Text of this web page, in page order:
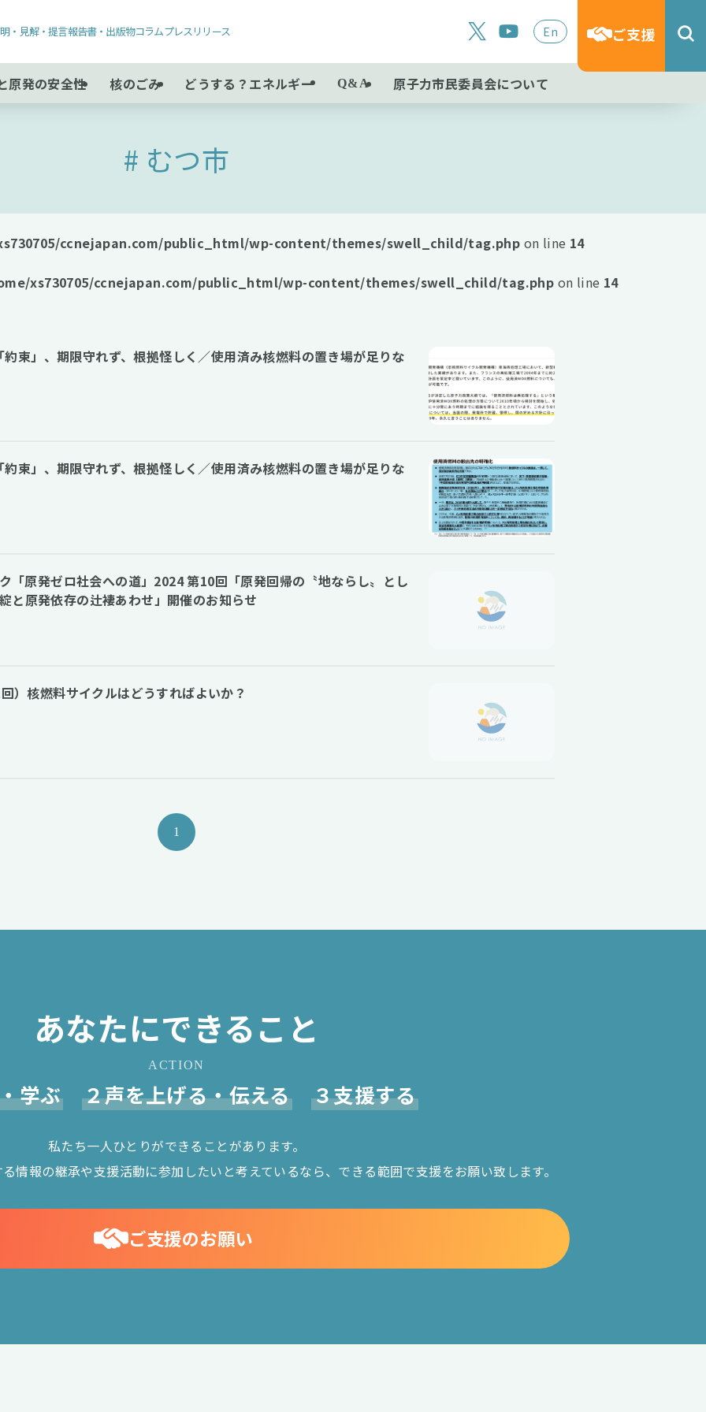
・見解・提言報告書・出版物コラムプレスリリース En ご支援
原発の安全性 核のごみ どうする？エネルギー Q&A 原子力市民委員会について
むつ市
ccnejapan.com/public_html/wp-content/themes/swell_child/tag.php on line 14
xs730705/ccnejapan.com/public_html/wp-content/themes/swell_child/tag.php on line 14
約束」、期限守れず、根拠怪しく／使用済み核燃料の置き場が足りな
約束」、期限守れず、根拠怪しく／使用済み核燃料の置き場が足りな
「原発ゼロ社会への道」2024 第10回「原発回帰の〝地ならし〟とし
と原発依存の辻褄あわせ」開催のお知らせ
）核燃料サイクルはどうすればよいか？
1
あなたにできること
ACTION
学ぶ ２声を上げる・伝える ３支援する
私たち一人ひとりができることがあります。
情報の継承や支援活動に参加したいと考えているなら、できる範囲で支援をお願い致します。
ご支援のお願い